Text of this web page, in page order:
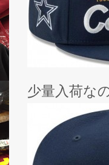
少量入荷な